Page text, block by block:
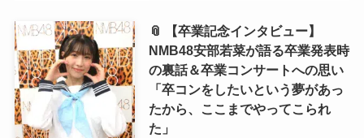
📎 【卒業記念インタビュー】
NMB48安部若菜が語る卒業発表時
の裏話＆卒業コンサートへの思い
「卒コンをしたいという夢があっ
たから、ここまでやってこられ
た」